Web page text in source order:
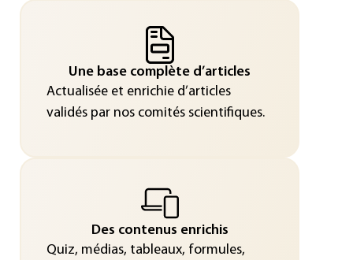
Une base complète d’articles
Actualisée et enrichie d’articles
validés par nos comités scientifiques.
Des contenus enrichis
Quiz, médias, tableaux, formules,